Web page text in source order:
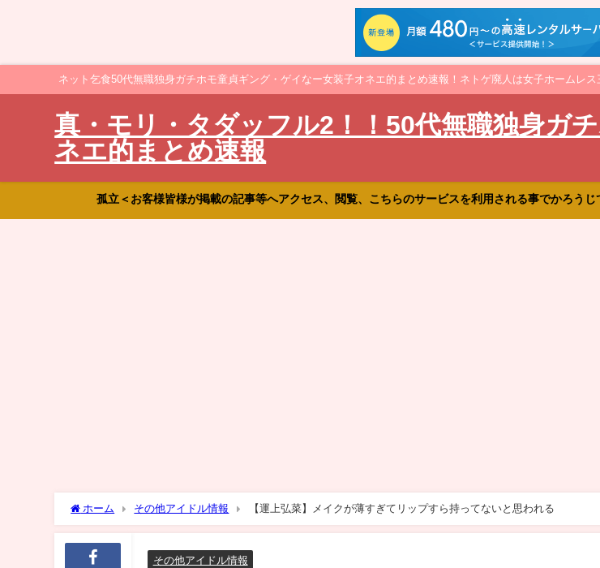
ネット乞食50代無職独身ガチホモ童貞ギング・ゲイなー女装子オネエ的まとめ速報！ネトゲ廃人は女子ホームレ
真・モリ・タダッフル2！！50代無職独身ガ
ネエ的まとめ速報
孤立＜お客様皆様が掲載の記事等へアクセス、閲覧、こちらのサービスを利用される事でかろう
ホーム その他アイドル情報 【運上弘菜】メイクが薄すぎてリップすら持ってないと思われる
その他アイドル情報